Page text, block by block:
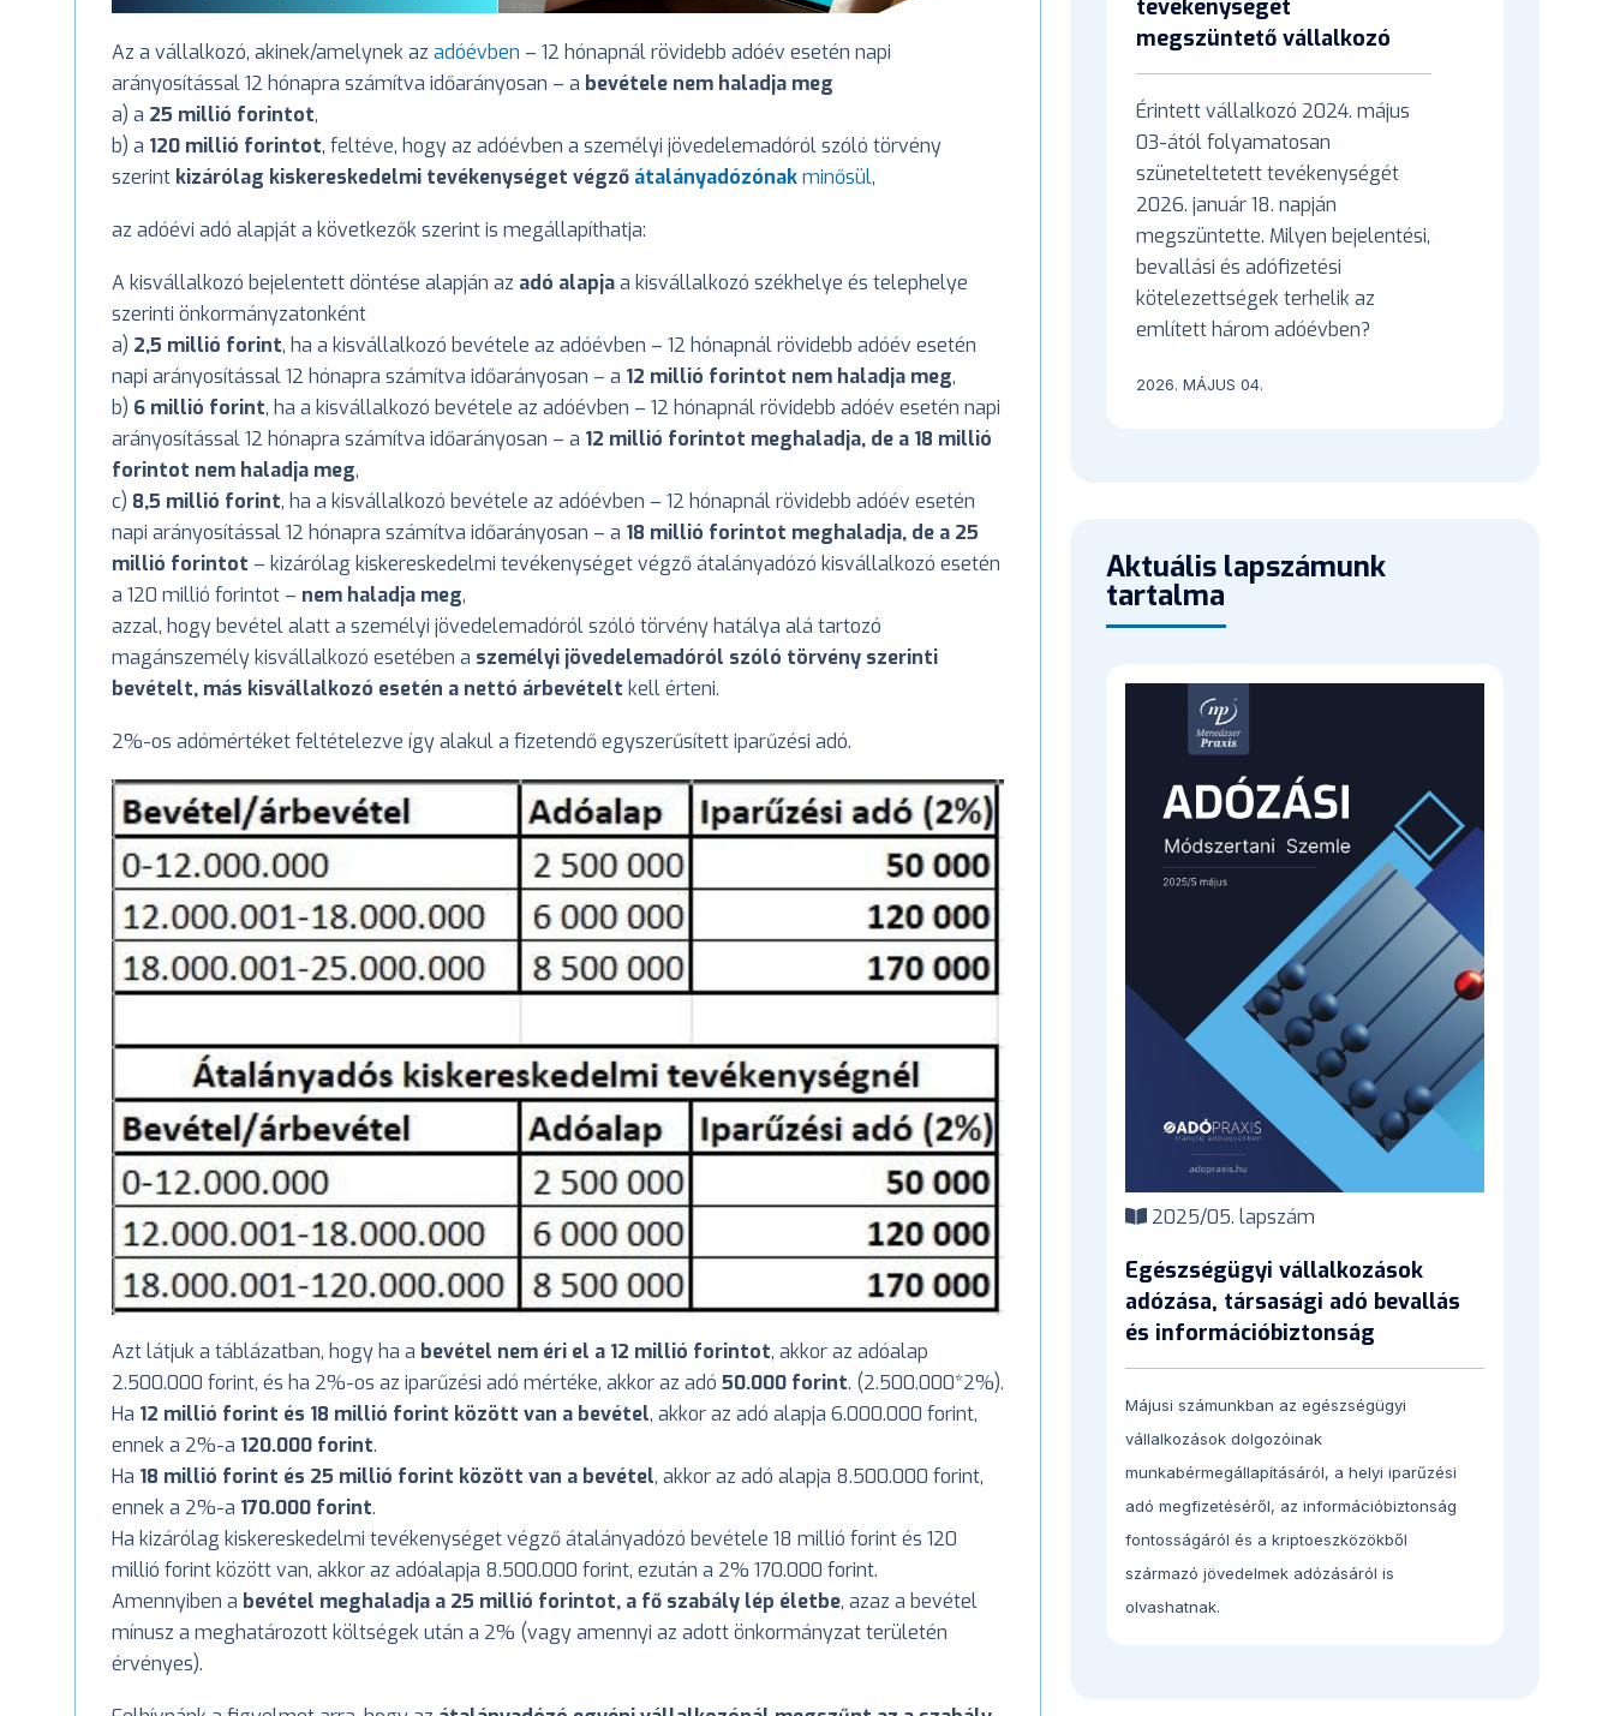
Az a vállalkozó, akinek/amelynek az adóévben – 12 hónapnál rövidebb adóév esetén napi
arányosítással 12 hónapra számítva időarányosan – a bevétele nem haladja meg
a) a 25 millió forintot,
b) a 120 millió forintot, feltéve, hogy az adóévben a személyi jövedelemadóról szóló törvény
szerint kizárólag kiskereskedelmi tevékenységet végző átalányadózónakminősül,
az adóévi adó alapját a következők szerint is megállapíthatja:
A kisvállalkozó bejelentett döntése alapján az adó alapjaa kisvállalkozó székhelye és telephelye
szerinti önkormányzatonként
a) 2,5 millió forint, ha a kisvállalkozó bevétele az adóévben – 12 hónapnál rövidebb adóév esetén
napi arányosítással 12 hónapra számítva időarányosan – a 12 millió forintot nem haladja meg,
b) 6 millió forint, ha a kisvállalkozó bevétele az adóévben – 12 hónapnál rövidebb adóév esetén napi
arányosítással 12 hónapra számítva időarányosan – a 12 millió forintot meghaladja, de a 18 millió
forintot nem haladja meg,
c) 8,5 millió forint, ha a kisvállalkozó bevétele az adóévben – 12 hónapnál rövidebb adóév esetén
napi arányosítással 12 hónapra számítva időarányosan – a 18 millió forintot meghaladja, de a 25
millió forintot – kizárólag kiskereskedelmi tevékenységet végző átalányadózó kisvállalkozó esetén
a 120 millió forintot – nem haladja meg,
azzal, hogy bevétel alatt a személyi jövedelemadóról szóló törvény hatálya alá tartozó
magánszemély kisvállalkozó esetében a személyi jövedelemadóról szóló törvény szerinti
bevételt, más kisvállalkozó esetén a nettó árbevételt kell érteni.
2%-os adómértéket feltételezve így alakul a fizetendő egyszerűsített iparűzési adó.
Azt látjuk a táblázatban, hogy ha a bevétel nem éri el a 12 millió forintot, akkor az adóalap
2.500.000 forint, és ha 2%-os az iparűzési adó mértéke, akkor az adó 50.000 forint. (2.500.000*2%).
Ha 12 millió forint és 18 millió forint között van a bevétel, akkor az adó alapja 6.000.000 forint,
ennek a 2%-a 120.000 forint.
Ha 18 millió forint és 25 millió forint között van a bevétel, akkor az adó alapja 8.500.000 forint,
ennek a 2%-a 170.000 forint.
Ha kizárólag kiskereskedelmi tevékenységet végző átalányadózó bevétele 18 millió forint és 120
millió forint között van, akkor az adóalapja 8.500.000 forint, ezután a 2% 170.000 forint.
Amennyiben a bevétel meghaladja a 25 millió forintot, a fő szabály lép életbe, azaz a bevétel
mínusz a meghatározott költségek után a 2% (vagy amennyi az adott önkormányzat területén
érvényes).
tevékenységét
megszüntető vállalkozó
Érintett vállalkozó 2024. május
03-ától folyamatosan
szüneteltetett tevékenységét
2026. január 18. napján
megszüntette. Milyen bejelentési,
bevallási és adófizetési
kötelezettségek terhelik az
említett három adóévben?
2026. MÁJUS 04.
Aktuális lapszámunk
tartalma
2025/05. lapszám
Egészségügyi vállalkozások
adózása, társasági adó bevallás
és információbiztonság
Májusi számunkban az egészségügyi
vállalkozások dolgozóinak
munkabérmegállapításáról, a helyi iparűzési
adó megfizetéséről, az információbiztonság
fontosságáról és a kriptoeszközökből
származó jövedelmek adózásáról is
olvashatnak.